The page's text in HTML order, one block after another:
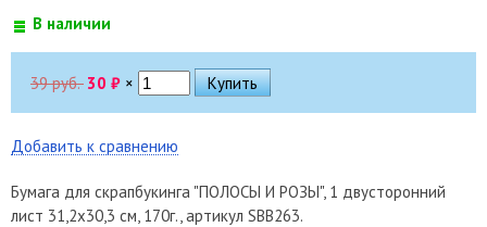
В наличии
39 руб. 30 ₽ ×
Добавить к сравнению
Бумага для скрапбукинга "ПОЛОСЫ И РОЗЫ", 1 двусторонний
лист 31,2х30,3 см, 170г., артикул SBB263.